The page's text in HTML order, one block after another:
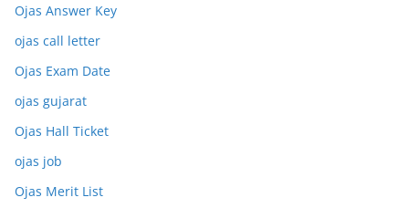
Ojas Answer Key
ojas call letter
Ojas Exam Date
ojas gujarat
Ojas Hall Ticket
ojas job
Ojas Merit List